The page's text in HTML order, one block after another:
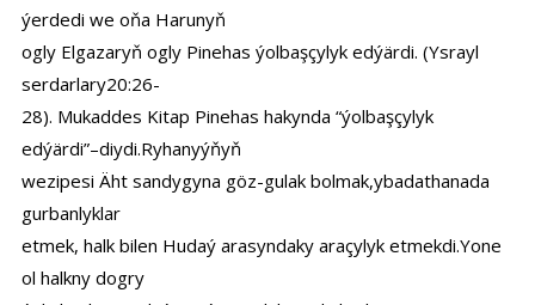
ýerdedi we oňa Harunyň
ogly Elgazaryň ogly Pinehas ýolbaşçylyk edýärdi. (Ysrayl
serdarlary20:26-
28). Mukaddes Kitap Pinehas hakynda “ýolbaşçylyk
edýärdi”–diydi.Ryhanyýňyň
wezipesi Äht sandygyna göz-gulak bolmak,ybadathanada
gurbanlyklar
etmek, halk bilen Hudaý arasyndaky araçylyk etmekdi.Yone
ol halkny dogry